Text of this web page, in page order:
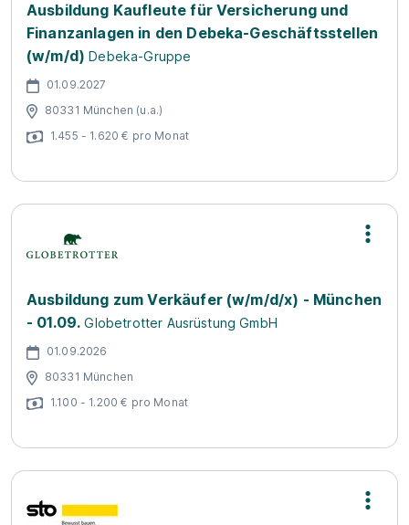
Ausbildung Kaufleute für Versicherung und
Finanzanlagen in den Debeka-Geschäftsstellen
(w/m/d)Debeka-Gruppe
01.09.2027
80331 München (u.a.)
1.455 - 1.620 € pro Monat
Ausbildung zum Verkäufer (w/m/d/x) - München
- 01.09. Globetrotter Ausrüstung GmbH
01.09.2026
80331 München
1.100 - 1.200 € pro Monat